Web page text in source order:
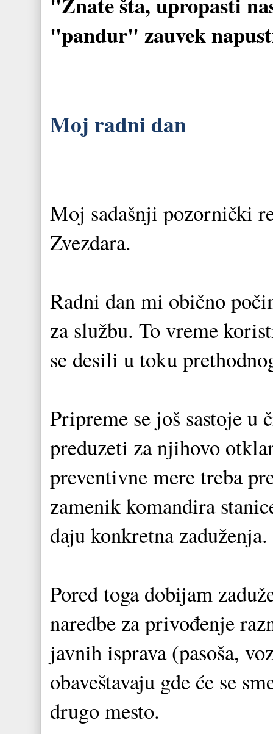
"pandur" zauvek
Moj radni dan
Moj sadašnji pozornički
Zvezdara.
Radni dan mi obično
za službu. To vreme
se desili u toku
Pripreme se još sastoje
preduzeti za njihovo
preventivne mere treba
zamenik komandira
daju konkretna zaduženja.
Pored toga dobijam
naredbe za privođenje
javnih isprava (pasoša,
obaveštavaju gde će se
drugo mesto.